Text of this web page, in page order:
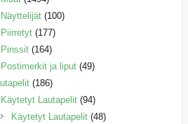
Näyttelijät (100)
Piirretyt (177)
Pinssit (164)
Postimerkit ja liput (49)
(186)
Käytetyt Lautapelit (94)
Käytetyt Lautapelit (48)